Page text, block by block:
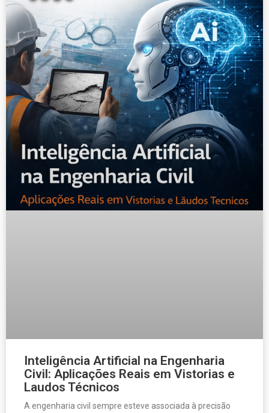
Inteligência Artificial na Engenharia
Civil: Aplicações Reais em Vistorias e
Laudos Técnicos
A engenharia civil sempre esteve associada à precisão